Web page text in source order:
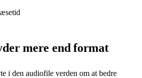
mere end format
i den audiofile verden om at bedre